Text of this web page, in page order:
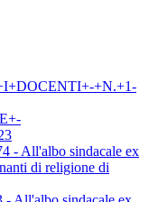
+N.+1-
- All'albo sindacale ex
di religione di